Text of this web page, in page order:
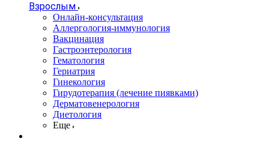
Взрослым
Онлайн-консультация
Аллергология-иммунология
Вакцинация
Гастроэнтерология
Гематология
Гериатрия
Гинекология
Гирудотерапия (лечение пиявками)
Дерматовенерология
Диетология
Еще